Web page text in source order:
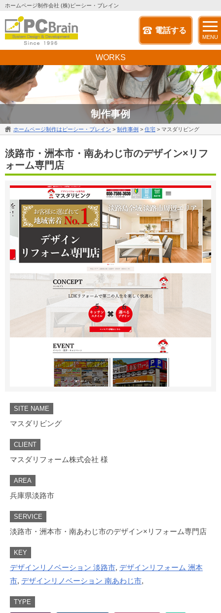
ホームページ制作会社 (株)ピーシー・ブレイン
電話する
MENU
制作事例
WORKS
ホームページ制作はピーシー・ブレイン > 制作事例 > 住宅 > マスダリビング
淡路市・洲本市・南あわじ市のデザイン×リフ
ォーム専門店
SITE NAME
マスダリビング
CLIENT
マスダリフォーム株式会社 様
AREA
兵庫県淡路市
SERVICE
淡路市・洲本市・南あわじ市のデザイン×リフォーム専門店
KEY
デザインリノベーション 淡路市, デザインリフォーム 洲本
市, デザインリノベーション 南あわじ市,
TYPE